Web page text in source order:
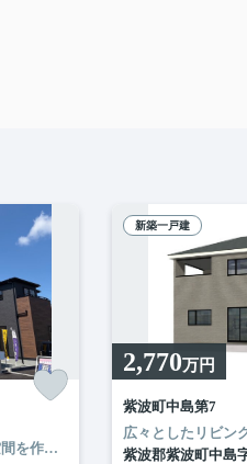
軽に無料フォームかR‐ハウジング
店まで徒歩15分圏内のおうち♪ ご相
ングの3LDKの間取りです☆ ローソ
日差しが差し込みあたたかな空間を作ってくれます。
各お部屋に収
新築一戸建
2,770万円
紫波町中島第7
紫波郡紫波町中島